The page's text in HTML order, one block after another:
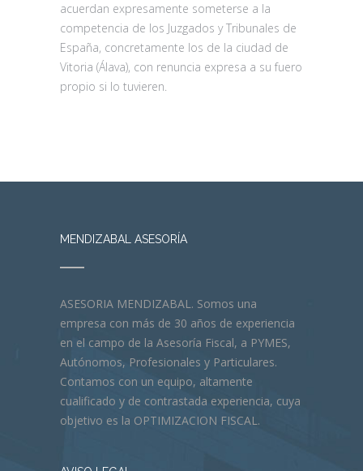
acuerdan expresamente someterse a la
competencia de los Juzgados y Tribunales de
España, concretamente los de la ciudad de
Vitoria (Álava), con renuncia expresa a su fuero
propio si lo tuvieren.
MENDIZABAL ASESORÍA
ASESORIA MENDIZABAL. Somos una
empresa con más de 30 años de experiencia
en el campo de la Asesoría Fiscal, a PYMES,
Autónomos, Profesionales y Particulares.
Contamos con un equipo, altamente
cualificado y de contrastada experiencia, cuya
objetivo es la OPTIMIZACION FISCAL.